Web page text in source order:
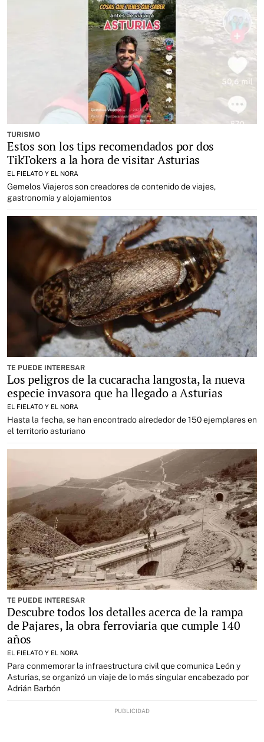
TURISMO
Estos son los tips recomendados por dos
TikTokers a la hora de visitar Asturias
EL FIELATO Y EL NORA
Gemelos Viajeros son creadores de contenido de viajes,
gastronomía y alojamientos
TE PUEDE INTERESAR
Los peligros de la cucaracha langosta, la nueva
especie invasora que ha llegado a Asturias
EL FIELATO Y EL NORA
Hasta la fecha, se han encontrado alrededor de 150 ejemplares en
el territorio asturiano
TE PUEDE INTERESAR
Descubre todos los detalles acerca de la rampa
de Pajares, la obra ferroviaria que cumple 140
años
EL FIELATO Y EL NORA
Para conmemorar la infraestructura civil que comunica León y
Asturias, se organizó un viaje de lo más singular encabezado por
Adrián Barbón